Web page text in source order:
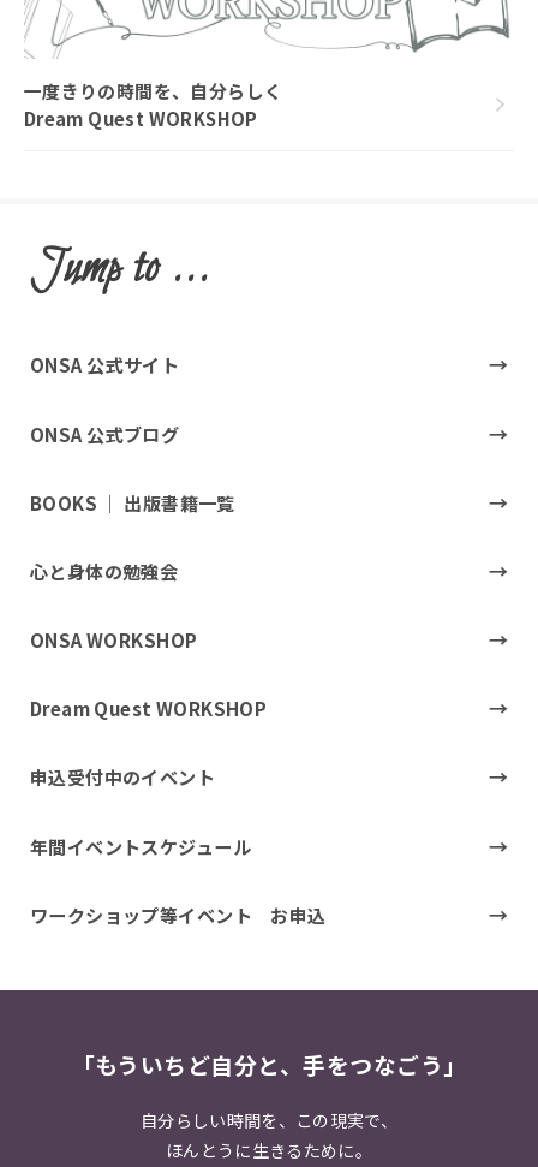
一度きりの時間を、自分らしく
Dream Quest WORKSHOP
Jump to ...
ONSA 公式サイト
ONSA 公式ブログ
BOOKS ｜ 出版書籍一覧
心と身体の勉強会
ONSA WORKSHOP
Dream Quest WORKSHOP
申込受付中のイベント
年間イベントスケジュール
ワークショップ等イベント お申込
「もういちど自分と、手をつなごう」
自分らしい時間を、この現実で、
ほんとうに生きるために。